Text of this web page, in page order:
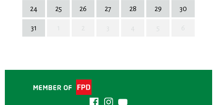
24 25 26 27 28 29 30
31